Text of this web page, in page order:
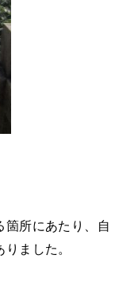
箇所にあたり、自
ました。